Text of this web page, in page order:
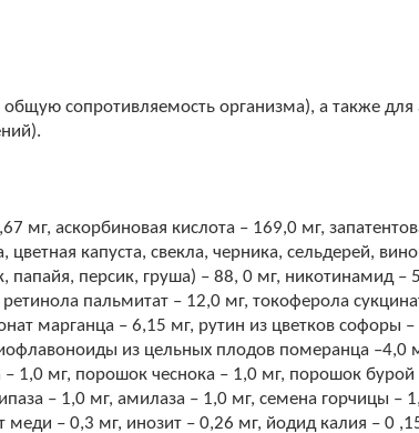
сопротивляемость организма), а также для
мг, аскорбиновая кислота – 169,0 мг,
капуста, свекла, черника, сельдерей,
персик, груша) – 88, 0 мг, никотинамид –
пальмитат – 12,0 мг, токоферола
марганца – 6,15 мг, рутин из цветков софоры
из цельных плодов померанца –4,0
1,0 мг, порошок чеснока – 1,0 мг, порошок бурой
– 1,0 мг, амилаза – 1,0 мг, семена горчицы
– 0,3 мг, инозит – 0,26 мг, йодид калия – 0